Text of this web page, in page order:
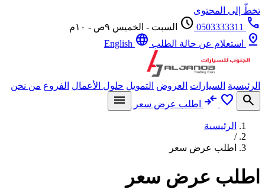
إلى المحتوى
0503333311
scheduleالسبت - الخميس ٩ص - ١٠م
استعلام عن حالة الطلبlanguage
السيارات العروض التمويل حلول الأعمال الفروع من نحن
favorite
compare_arrows اطلب عرض سعر menu
الرئيسية
اطلب عرض سعر
عرض سعر